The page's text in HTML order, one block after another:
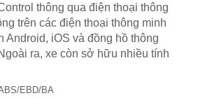
thông qua điện thoại thông
trên các điện thoại thông minh
Android, iOS và đồng hồ thông
ra, xe còn sở hữu nhiều tính
EBD/BA